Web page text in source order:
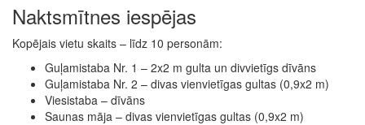
Naktsmītnes iespējas
Kopējais vietu skaits – līdz 10 personām:
Guļamistaba Nr. 1 – 2x2 m gulta un divvietīgs dīvāns
Guļamistaba Nr. 2 – divas vienvietīgas gultas (0,9x2 m)
Viesistaba – dīvāns
Saunas māja – divas vienvietīgas gultas (0,9x2 m)